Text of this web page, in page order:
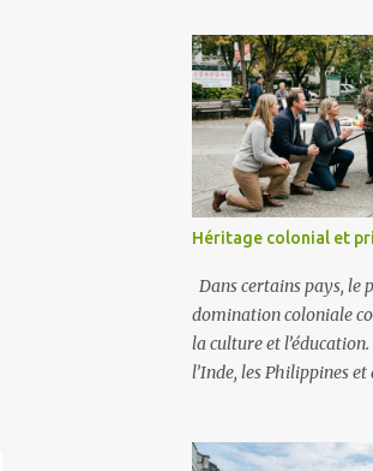
Héritage colonial et
Dans certains pays, le
domination coloniale
la culture et
l’Inde, les Philippines et
coloniaux. Elles